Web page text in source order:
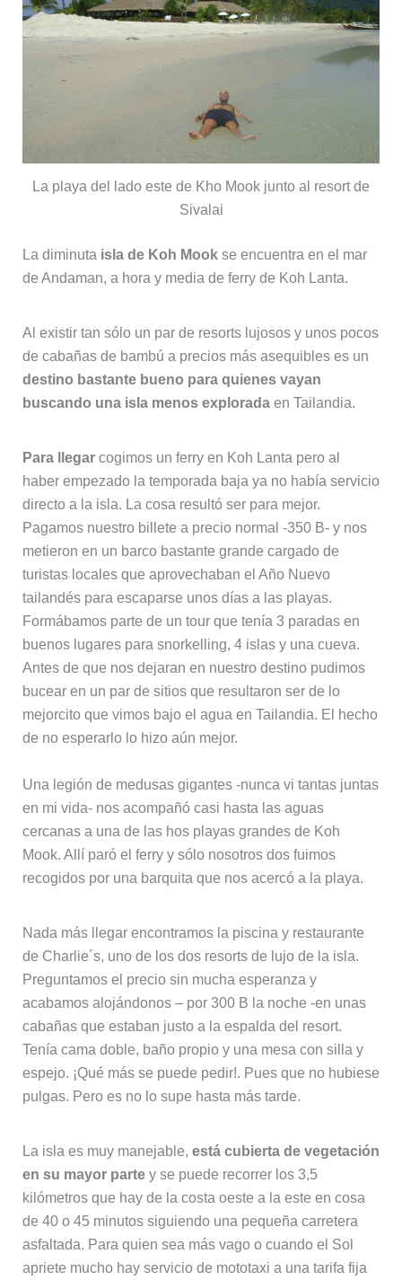
La playa del lado este de Kho Mook junto al resort de
Sivalai
La diminuta isla de Koh Mookse encuentra en el mar
de Andaman, a hora y media de ferry de Koh Lanta.
Al existir tan sólo un par de resorts lujosos y unos pocos
de cabañas de bambú a precios más asequibles es un
destino bastante bueno para quienes vayan
buscando una isla menos exploradaen Tailandia.
Para llegarcogimos un ferry en Koh Lanta pero al
haber empezado la temporada baja ya no había servicio
directo a la isla. La cosa resultó ser para mejor.
Pagamos nuestro billete a precio normal -350 B- y nos
metieron en un barco bastante grande cargado de
turistas locales que aprovechaban el Año Nuevo
tailandés para escaparse unos días a las playas.
Formábamos parte de un tour que tenía 3 paradas en
buenos lugares para snorkelling, 4 islas y una cueva.
Antes de que nos dejaran en nuestro destino pudimos
bucear en un par de sitios que resultaron ser de lo
mejorcito que vimos bajo el agua en Tailandia. El hecho
de no esperarlo lo hizo aún mejor.
Una legión de medusas gigantes -nunca vi tantas juntas
en mi vida- nos acompañó casi hasta las aguas
cercanas a una de las hos playas grandes de Koh
Mook. Allí paró el ferry y sólo nosotros dos fuimos
recogidos por una barquita que nos acercó a la playa.
Nada más llegar encontramos la piscina y restaurante
de Charlie´s, uno de los dos resorts de lujo de la isla.
Preguntamos el precio sin mucha esperanza y
acabamos alojándonos – por 300 B la noche -en unas
cabañas que estaban justo a la espalda del resort.
Tenía cama doble, baño propio y una mesa con silla y
espejo. ¡Qué más se puede pedir!. Pues que no hubiese
pulgas. Pero es no lo supe hasta más tarde.
La isla es muy manejable, está cubierta de vegetación
en su mayor partey se puede recorrer los 3,5
kilómetros que hay de la costa oeste a la este en cosa
de 40 o 45 minutos siguiendo una pequeña carretera
asfaltada. Para quien sea más vago o cuando el Sol
apriete mucho hay servicio de mototaxi a una tarifa fija